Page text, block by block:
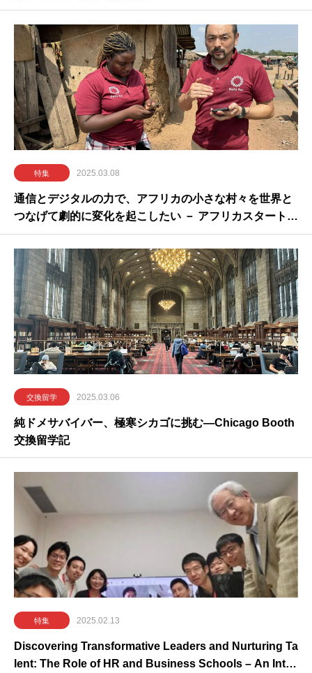
特集 2025.03.08
通信とデジタルの力で、アフリカの小さな村々を世界と
つなげて劇的に変化を起こしたい － アフリカスタートア
ップ・Dots for 創業者／CEO 大場さんインタビュー
交換留学 2025.03.06
純ドメサバイバー、極寒シカゴに挑む―Chicago Booth
交換留学記
特集 2025.02.13
Discovering Transformative Leaders and Nurturing Ta
lent: The Role of HR and Business Schools – An Inter